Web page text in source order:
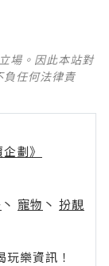
場。因此本站對
任何法律責
劃》
丶 寵物 丶 扮靚
樂資訊！